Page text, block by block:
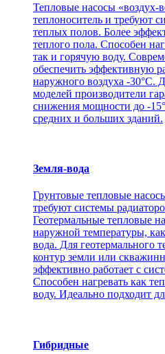
Тепловые насосы «воздух-
теплоноситель и требуют
теплых полов. Более
теплого пола. Способен
так и горячую воду.
обеспечить эффективную
наружного воздуха -30°С.
моделей производители
снижения мощности до -
средних и больших зданий.
Земля-вода
Грунтовые тепловые
требуют системы
Геотермальные тепловые
наружной температуры,
вода. Для геотермального
контур земли или
эффективно работает с
Способен нагревать как
воду. Идеально подходит
Гибридные